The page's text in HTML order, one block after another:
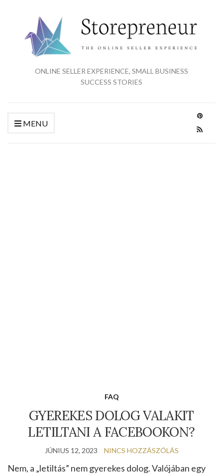
ONLINE SELLER EXPERIENCE, SMALL BUSINESS
SUCCESS STORIES
MENU
FAQ
GYEREKES DOLOG VALAKIT
LETILTANI A FACEBOOKON?
JÚNIUS 12, 2023 NINCS HOZZÁSZÓLÁS
Nem, a „letiltás” nem gyerekes dolog. Valójában egy